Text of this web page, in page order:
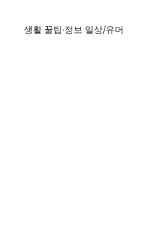
생활 꿀팁·정보 일상/유머